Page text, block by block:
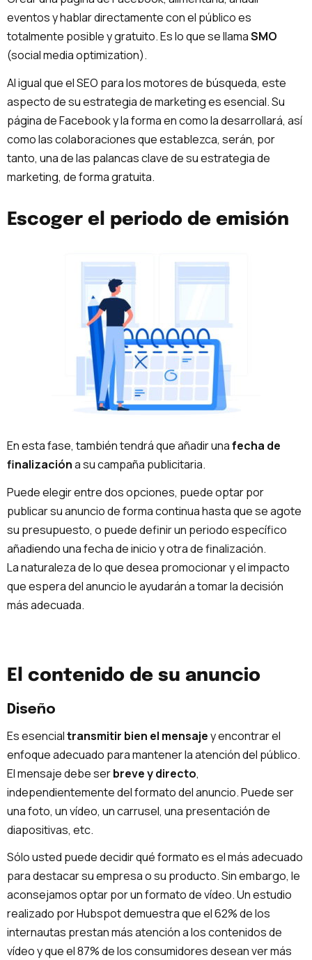
eventos y hablar directamente con el público es
totalmente posible y gratuito. Es lo que se llamaSMO
(social media optimization).
Al igual que el SEO para los motores de búsqueda, este
aspecto de su estrategia de marketing es esencial. Su
página de Facebook y la forma en como la desarrollará, así
como las colaboraciones que establezca, serán, por
tanto, una de las palancas clave de su estrategia de
marketing, de forma gratuita.
Escoger el periodo de emisión
En esta fase, también tendrá que añadir unafecha de
finalizacióna su campaña publicitaria.
Puede elegir entre dos opciones, puede optar por
publicar su anuncio de forma continua hasta que se agote
su presupuesto, o puede definir un periodo específico
añadiendo una fecha de inicio y otra de finalización.
La naturaleza de lo que desea promocionar y el impacto
que espera del anuncio le ayudarán a tomar la decisión
más adecuada.
El contenido de su anuncio
Diseño
Es esencialtransmitir bien el mensajey encontrar el
enfoque adecuado para mantener la atención del público.
El mensaje debe serbreve y directo,
independientemente del formato del anuncio. Puede ser
una foto, un vídeo, un carrusel, una presentación de
diapositivas, etc.
Sólo usted puede decidir qué formato es el más adecuado
para destacar su empresa o su producto. Sin embargo, le
aconsejamos optar por un formato de vídeo. Un estudio
realizado por Hubspot demuestra que el 62% de los
internautas prestan más atención a los contenidos de
vídeo y que el 87% de los consumidores desean ver más